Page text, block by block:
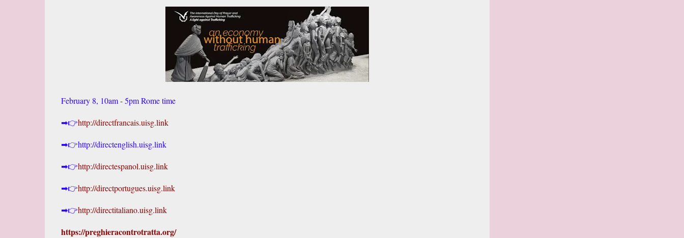
February 8, 10am - 5pm Rome time
➡👉http://directfrancais.uisg.link
➡👉http://directenglish.uisg.link
➡👉http://directespanol.uisg.link
➡👉http://directportugues.uisg.link
➡👉http://directitaliano.uisg.link
https://preghieracontrotratta.org/